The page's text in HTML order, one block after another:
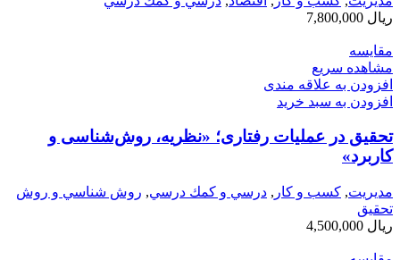
ریال
مقایسه
مشاهده سریع
افزودن به علاقه مندی
افزودن به سبد خرید
تحقیق در عملیات رفتاری؛ «نظریه، روش‌شناسی و
کاربرد»
مديريت, کسب و کار , درسي و كمك درسي, روش شناسي و روش
تحقيق
ریال